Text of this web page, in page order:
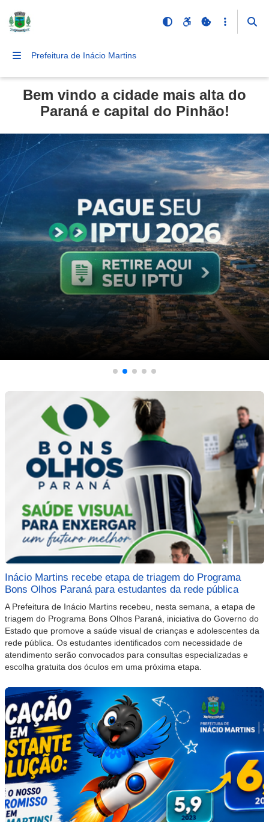
Prefeitura de Inácio Martins
Bem vindo a cidade mais alta do
Paraná e capital do Pinhão!
Inácio Martins recebe etapa de triagem do Programa
Bons Olhos Paraná para estudantes da rede pública
A Prefeitura de Inácio Martins recebeu, nesta semana, a etapa de
triagem do Programa Bons Olhos Paraná, iniciativa do Governo do
Estado que promove a saúde visual de crianças e adolescentes da
rede pública. Os estudantes identificados com necessidade de
atendimento serão convocados para consultas especializadas e
escolha gratuita dos óculos em uma próxima etapa.